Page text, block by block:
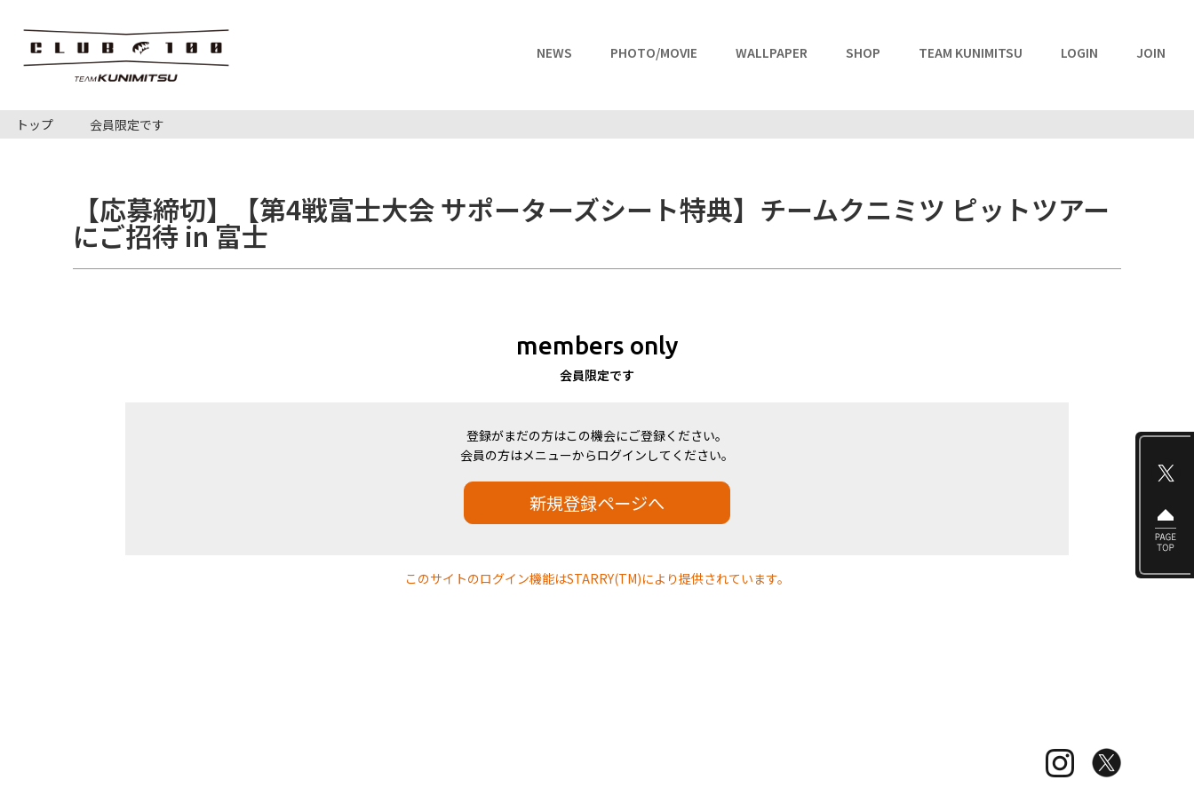
NEWS PHOTO/MOVIE WALLPAPER SHOP TEAM KUNIMITSU LOGIN JOIN
トップ 会員限定です
【応募締切】【第4戦富士大会 サポーターズシート特典】チームクニミツ ピットツアー
にご招待 in 富士
members only
会員限定です
登録がまだの方はこの機会にご登録ください。
会員の方はメニューからログインしてください。
新規登録ページへ
このサイトのログイン機能はSTARRY(TM)により提供されています。